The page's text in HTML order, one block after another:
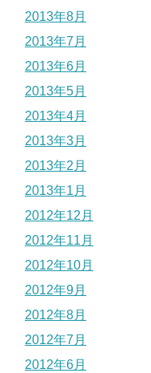
2013年8月
2013年7月
2013年6月
2013年5月
2013年4月
2013年3月
2013年2月
2013年1月
2012年12月
2012年11月
2012年10月
2012年9月
2012年8月
2012年7月
2012年6月